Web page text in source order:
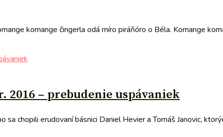
komange čingerla odá míro piráňóro o Béla. Komange
2016 – prebudenie uspávaniek
chopili erudovaní básnici Daniel Hevier a Tomáš Janovic,